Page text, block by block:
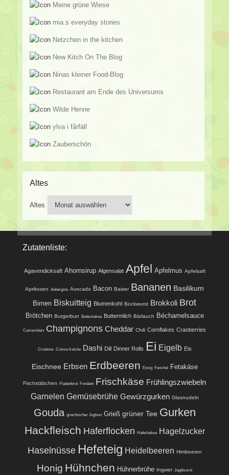
Meine grüne Wiese
mia.s everyday stories
Netzchen in the kitchen
New Kitch On The Blog
Ninas kleiner Food-Blog
Restaurant am Ende des Universums
Wilde Henne
ylva i fårfäll
Zauberschön
Altes
Altes
Zutatenliste:
Agavendicksaft Ahornsirup Algensalat Apfel Apfelmus Apfelsaft
Aprikosen Aubergine Avocado Bacon Baiser Bananen Basilikum
Birnen Biskuitteig Blumenkohl Bockwurst Brokkoli Brot
Brötchen Burgerbun Butterkekse Buttermilch Bärlauch Béchamelsauce
Camembert Champignons Cheddar Chili Cornflakes Cranberries
Croûtons Crème fraîche Dashi Dill Dinner Rolls Ei Eigelb Eis
Eischnee Erbsen Erdbeeren Essig Fenchel Fetakäse
Fischstäbchen Fladenbrot Fondant Frischkäse Frühlingszwiebeln
Garnelen Gemüsebrühe Gewürzgurken Glasnudeln
Gouda griechischer Joghurt Grieß grüner Tee Gurken
Hackfleisch Haferflocken Haferkekse Hagelzucker
Haselnüsse Hefeteig Heidelbeeren Himbeeren
Honig Hühnchen Hühnerbrühe Ingwer Jagdwurst